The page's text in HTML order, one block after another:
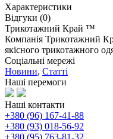
Характеристики
Відгуки (0)
Трикотажний Край ™
Компанія Трикотажний
якісного трикотажного
Соціальні мережі
Новини, Статті
Наші перемоги
Наші контакти
+380 (96) 167-41-88
+380 (93) 018-56-92
+380 (95) 763-81-32